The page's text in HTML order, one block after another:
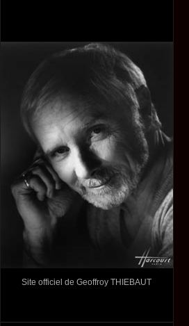
Site officiel de Geoffroy THIEBAUT